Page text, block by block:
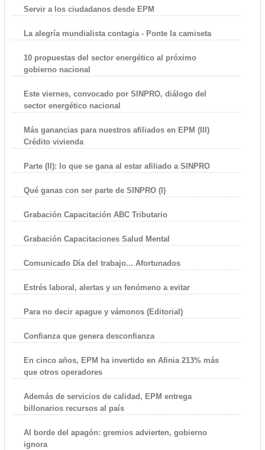
Servir a los ciudadanos desde EPM
La alegría mundialista contagia - Ponte la camiseta
10 propuestas del sector energético al próximo
gobierno nacional
Este viernes, convocado por SINPRO, diálogo del
sector energético nacional
Más ganancias para nuestros afiliados en EPM (III)
Crédito vivienda
Parte (II): lo que se gana al estar afiliado a SINPRO
Qué ganas con ser parte de SINPRO (I)
Grabación Capacitación ABC Tributario
Grabación Capacitaciones Salud Mental
Comunicado Día del trabajo... Afortunados
Estrés laboral, alertas y un fenómeno a evitar
Para no decir apague y vámonos (Editorial)
Confianza que genera desconfianza
En cinco años, EPM ha invertido en Afinia 213% más
que otros operadores
Además de servicios de calidad, EPM entrega
billonarios recursos al país
Al borde del apagón: gremios advierten, gobierno
ignora